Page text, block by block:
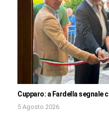
Cupparo: a Fardella segnale
5 Agosto 2026